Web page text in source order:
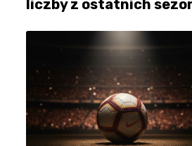
liczby z ostatnich